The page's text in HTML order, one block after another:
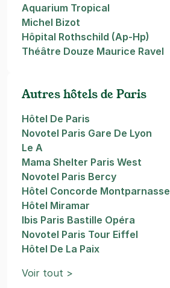
Aquarium Tropical
Michel Bizot
Hôpital Rothschild (Ap-Hp)
Théâtre Douze Maurice Ravel
Autres hôtels de Paris
Hôtel De Paris
Novotel Paris Gare De Lyon
Le A
Mama Shelter Paris West
Novotel Paris Bercy
Hôtel Concorde Montparnasse
Hôtel Miramar
Ibis Paris Bastille Opéra
Novotel Paris Tour Eiffel
Hôtel De La Paix
Voir tout >